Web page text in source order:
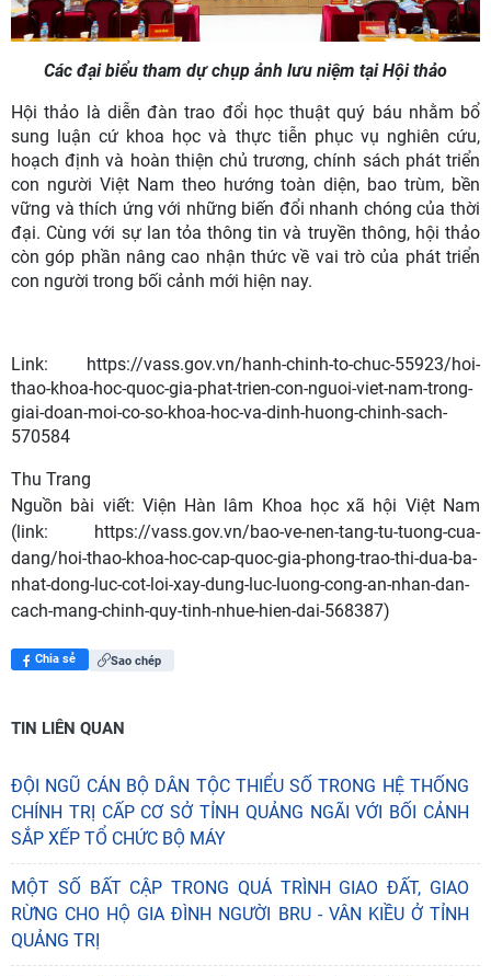
Các đại biểu tham dự chụp ảnh lưu niệm tại Hội thảo
Hội thảo là diễn đàn trao đổi học thuật quý báu nhằm bổ
sung luận cứ khoa học và thực tiễn phục vụ nghiên cứu,
hoạch định và hoàn thiện chủ trương, chính sách phát triển
con người Việt Nam theo hướng toàn diện, bao trùm, bền
vững và thích ứng với những biến đổi nhanh chóng của thời
đại. Cùng với sự lan tỏa thông tin và truyền thông, hội thảo
còn góp phần nâng cao nhận thức về vai trò của phát triển
con người trong bối cảnh mới hiện nay.
Link: https://vass.gov.vn/hanh-chinh-to-chuc-55923/hoi-
thao-khoa-hoc-quoc-gia-phat-trien-con-nguoi-viet-nam-trong-
giai-doan-moi-co-so-khoa-hoc-va-dinh-huong-chinh-sach-
570584
Thu Trang
Nguồn bài viết: Viện Hàn lâm Khoa học xã hội Việt Nam
(link: https://vass.gov.vn/bao-ve-nen-tang-tu-tuong-cua-
dang/hoi-thao-khoa-hoc-cap-quoc-gia-phong-trao-thi-dua-ba-
nhat-dong-luc-cot-loi-xay-dung-luc-luong-cong-an-nhan-dan-
cach-mang-chinh-quy-tinh-nhue-hien-dai-568387)
Chia sẻ Sao chép
TIN LIÊN QUAN
ĐỘI NGŨ CÁN BỘ DÂN TỘC THIỂU SỐ TRONG HỆ THỐNG
CHÍNH TRỊ CẤP CƠ SỞ TỈNH QUẢNG NGÃI VỚI BỐI CẢNH
SẮP XẾP TỔ CHỨC BỘ MÁY
MỘT SỐ BẤT CẬP TRONG QUÁ TRÌNH GIAO ĐẤT, GIAO
RỪNG CHO HỘ GIA ĐÌNH NGƯỜI BRU - VÂN KIỀU Ở TỈNH
QUẢNG TRỊ
HỘI NGHỊ CÔNG BỐ QUYẾT ĐỊNH VỀ CÔNG TÁC
CÁN BỘ
Đối thoại ICWA – VASS lần thứ 6: Thúc đẩy quan
hệ Đối tác Chiến lược Toàn diện tăng cường Việt
Nam
Hội thảo khoa học quốc tế: “Nền kinh tế độc lập,
tự chủ: Sáng kiến của Cộng hòa Dân chủ Nhân